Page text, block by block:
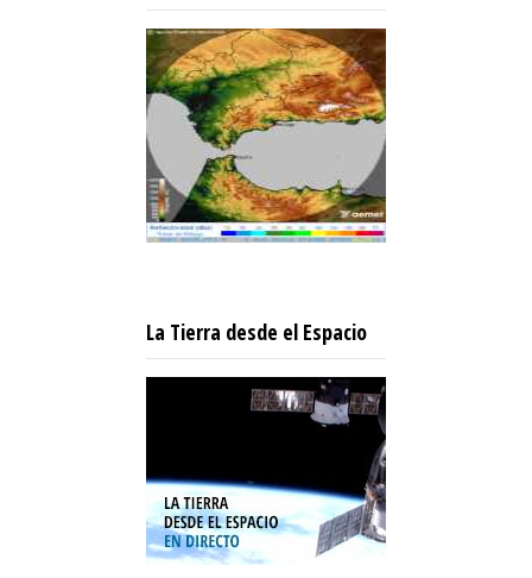
La Tierra desde el Espacio